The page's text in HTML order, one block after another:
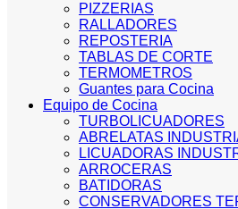
PIZZERIAS
RALLADORES
REPOSTERIA
TABLAS DE CORTE
TERMOMETROS
Guantes para Cocina
Equipo de Cocina
TURBOLICUADORES
ABRELATAS
LICUADORAS
ARROCERAS
BATIDORAS
CONSERVADORES